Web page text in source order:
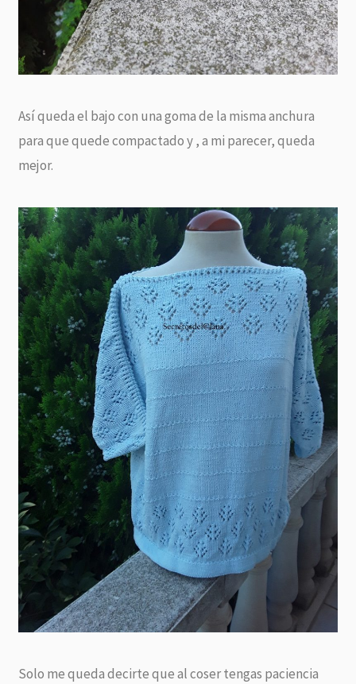
Así queda el bajo con una goma de la misma anchura
para que quede compactado y , a mi parecer, queda
mejor.
Solo me queda decirte que al coser tengas paciencia